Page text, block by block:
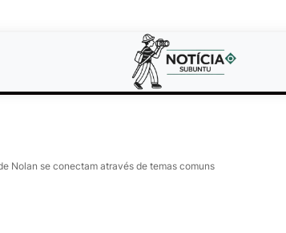
Nolan se conectam através de temas comuns